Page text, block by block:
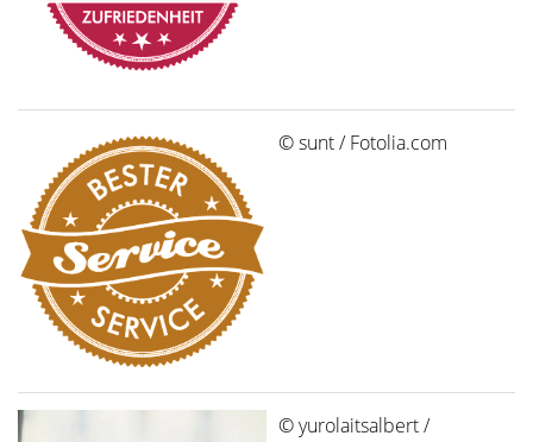
© sunt / Fotolia.com
© yurolaitsalbert /